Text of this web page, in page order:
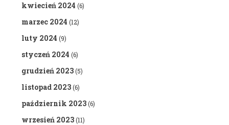
kwiecień 2024 (6)
marzec 2024 (12)
luty 2024 (9)
styczeń 2024 (6)
grudzień 2023(5)
listopad 2023(6)
październik 2023(6)
wrzesień 2023(11)